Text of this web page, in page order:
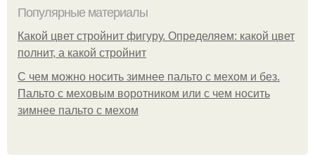
Популярные материалы
Какой цвет стройнит фигуру. Определяем: какой цвет
полнит, а какой стройнит
C чем можно носить зимнее пальто с мехом и без.
Пальто с меховым воротником или с чем носить
зимнее пальто с мехом